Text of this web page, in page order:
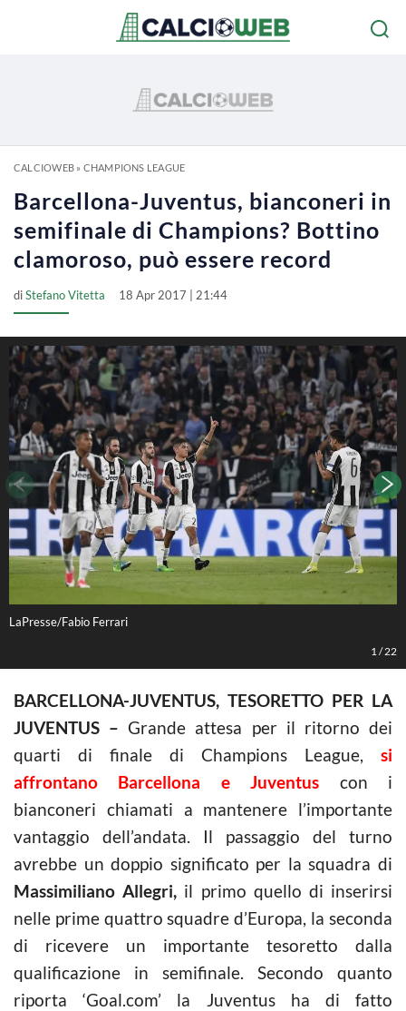
CALCIOWEB» CHAMPIONS LEAGUE
Barcellona-Juventus, bianconeri in
semifinale di Champions? Bottino
clamoroso, può essere record
diStefano Vitetta 18 Apr 2017 | 21:44
LaPresse/Fabio Ferrari
1 /22
BARCELLONA-JUVENTUS, TESORETTO PER LA
JUVENTUS – Grande attesa per il ritorno dei
quarti di finale di Champions League, si
affrontano Barcellona e Juventus con i
bianconeri chiamati a mantenere l’importante
vantaggio dell’andata. Il passaggio del turno
avrebbe un doppio significato per la squadra di
Massimiliano Allegri, il primo quello di inserirsi
nelle prime quattro squadre d’Europa, la seconda
di ricevere un importante tesoretto dalla
qualificazione in semifinale. Secondo quanto
riporta ‘Goal.com’ la Juventus ha di fatto